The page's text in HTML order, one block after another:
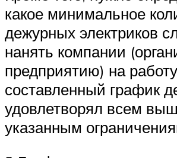
какое минимальное
дежурных электриков
нанять компании
предприятию) на
составленный график
удовлетворял всем
указанным